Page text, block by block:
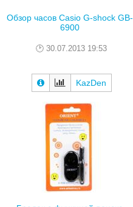
Обзор часов Casio G-shock GB-
6900
30.07.2013 19:53
KazDen